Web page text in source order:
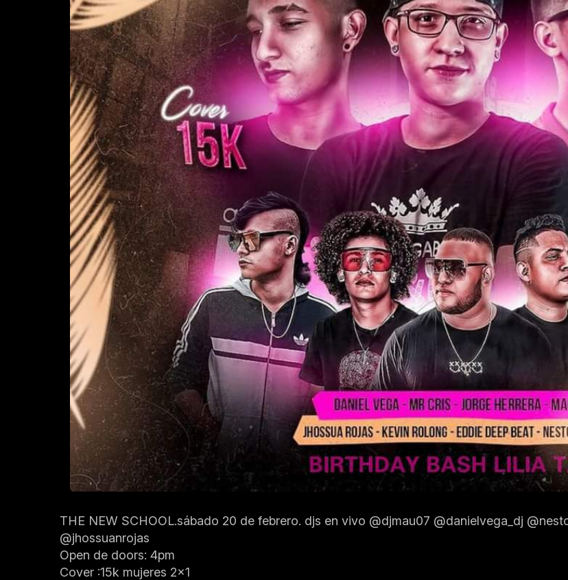
THE NEW SCHOOL.sábado 20 de febrero. djs en vivo @djmau07 @danielvega_dj
@jhossuanrojas
Open de doors: 4pm
Cover :15k mujeres 2×1